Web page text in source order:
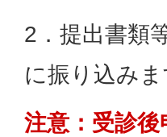
2．提出書類
に振り込みま
注意：受診